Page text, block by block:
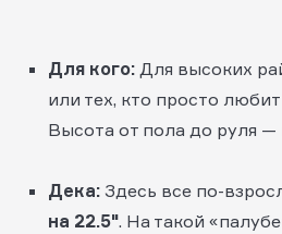
Для кого: Для высоких
или тех, кто просто
Высота от пола до руля —
Дека: Здесь все по-
на 22.5". На такой